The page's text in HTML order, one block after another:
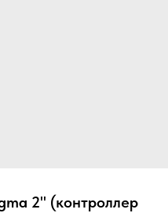
2" (контроллер